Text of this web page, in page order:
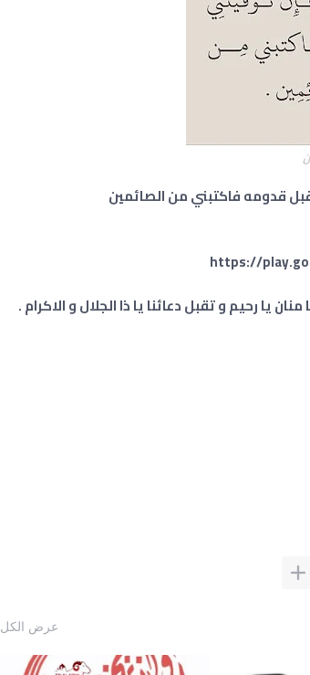
قدومه فاكتبني من الصائمين
https://
يا رحيم و تقبل دعائنا يا ذا الجلال و الاكرام .
عرض الكل